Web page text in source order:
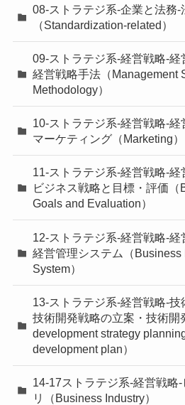
08-ストラテジ系-企業と法務-
（Standardization-related）
09-ストラテジ系-経営戦略-
経営戦略手法（Management
Methodology）
10-ストラテジ系-経営戦略-
マーケティング（Marketing）
11-ストラテジ系-経営戦略-
ビジネス戦略と目標・評価（
Goals and Evaluation）
12-ストラテジ系-経営戦略-
経営管理システム（Business
System）
13-ストラテジ系-経営戦略-
技術開発戦略の立案・技術開
development strategy
development plan）
14-17ストラテジ系-経営戦略
リ（Business Industry）